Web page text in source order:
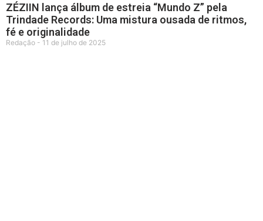
ZÉZIIN lança álbum de estreia “Mundo Z” pela
Trindade Records: Uma mistura ousada de ritmos,
fé e originalidade
Redação 11 de julho de 2025